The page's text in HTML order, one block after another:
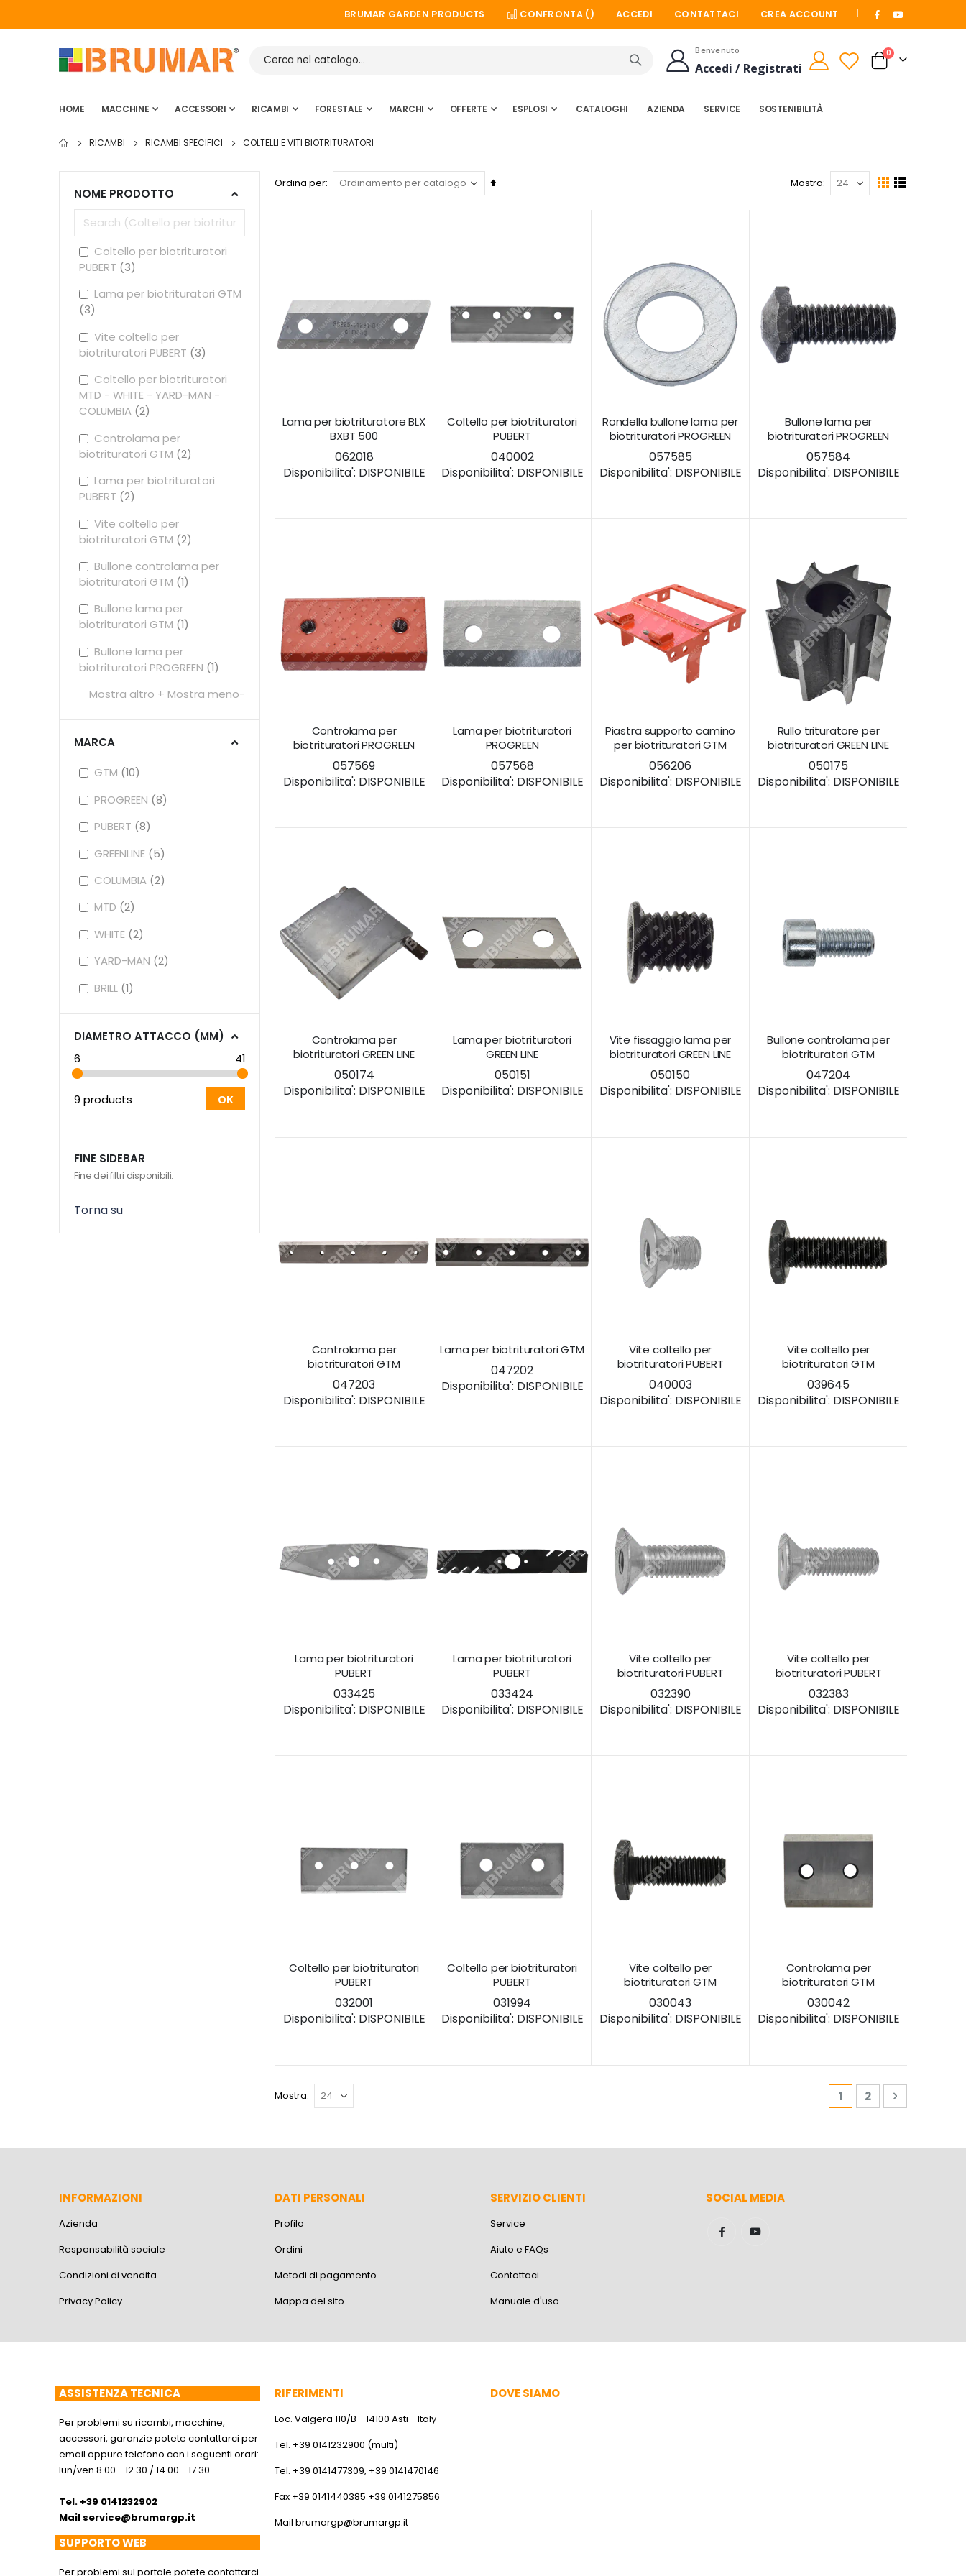
BRUMAR GARDEN PRODUCTS CONFRONTA () CREA ACCOUNT
ACCEDI CONTATTACI
Cerca
Benvenuto
Accedi / Registrati Cart
0elementi
HOME MACCHINE ACCESSORI RICAMBI FORESTALE MARCHI OFFERTE ESPLOSI CATALOGHI AZIENDA SERVICE SOSTENIBILITÀ
RICAMBI RICAMBI SPECIFICI COLTELLI E VITI BIOTRITURATORI
Ordina per
Imposta
Mostra
Mostra
Griglia
Lista
Lama per biotrituratore BLX
BXBT 500
062018
Disponibilita': DISPONIBILE
Coltello per biotrituratori
PUBERT
040002
Disponibilita': DISPONIBILE
Rondella bullone lama per
biotrituratori PROGREEN
057585
Disponibilita': DISPONIBILE
Bullone lama per
biotrituratori PROGREEN
057584
Disponibilita': DISPONIBILE
Controlama per
biotrituratori PROGREEN
057569
Disponibilita': DISPONIBILE
Lama per biotrituratori
PROGREEN
057568
Disponibilita': DISPONIBILE
Piastra supporto camino
per biotrituratori GTM
056206
Disponibilita': DISPONIBILE
Rullo trituratore per
biotrituratori GREEN LINE
050175
Disponibilita': DISPONIBILE
Controlama per
biotrituratori GREEN LINE
050174
Disponibilita': DISPONIBILE
Lama per biotrituratori
GREEN LINE
050151
Disponibilita': DISPONIBILE
Vite fissaggio lama per
biotrituratori GREEN LINE
050150
Disponibilita': DISPONIBILE
Bullone controlama per
biotrituratori GTM
047204
Disponibilita': DISPONIBILE
Controlama per
biotrituratori GTM
047203
Disponibilita': DISPONIBILE
Lama per biotrituratori GTM
047202
Disponibilita': DISPONIBILE
Vite coltello per
biotrituratori PUBERT
040003
Disponibilita': DISPONIBILE
Vite coltello per
biotrituratori GTM
039645
Disponibilita': DISPONIBILE
Lama per biotrituratori
PUBERT
033425
Disponibilita': DISPONIBILE
Lama per biotrituratori
PUBERT
033424
Disponibilita': DISPONIBILE
Vite coltello per
biotrituratori PUBERT
032390
Disponibilita': DISPONIBILE
Vite coltello per
biotrituratori PUBERT
032383
Disponibilita': DISPONIBILE
Coltello per biotrituratori
PUBERT
032001
Disponibilita': DISPONIBILE
Coltello per biotrituratori
PUBERT
031994
Disponibilita': DISPONIBILE
Vite coltello per
biotrituratori GTM
030043
Disponibilita': DISPONIBILE
Controlama per
biotrituratori GTM
030042
Disponibilita': DISPONIBILE
Pagina
Attualmente stai
1 Pagina
2 Pagina
Prossimo
Mostra
NOME PRODOTTO
Coltello per biotrituratori
PUBERT
3
Lama per biotrituratori GTM
3
Vite coltello per
biotrituratori PUBERT
3
Coltello per biotrituratori
MTD - WHITE - YARD-MAN -
COLUMBIA 2
Controlama per
biotrituratori GTM 2
Lama per biotrituratori
PUBERT 2
Vite coltello per
biotrituratori GTM 2
Bullone controlama per
biotrituratori GTM 1
Bullone lama per
biotrituratori GTM 1
Bullone lama per
biotrituratori PROGREEN 1
Mostra altro
Mostra meno
MARCA
GTM 10
PROGREEN 8
PUBERT 8
GREENLINE 5
COLUMBIA 2
MTD 2
WHITE 2
YARD-MAN 2
BRILL 1
DIAMETRO ATTACCO (MM)
6
41
9 products OK
FINE SIDEBAR
Fine dei filtri disponibili.
Torna su
INFORMAZIONI
Azienda
Responsabilità sociale
Condizioni di vendita
Privacy Policy
DATI PERSONALI
Profilo
Ordini
Metodi di pagamento
Mappa del sito
SERVIZIO CLIENTI
Service
Aiuto e FAQs
Contattaci
Manuale d'uso
SOCIAL MEDIA
ASSISTENZA TECNICA
Per problemi su ricambi, macchine,
accessori, garanzie potete contattarci per
email oppure telefono con i seguenti orari:
lun/ven 8.00 - 12.30 / 14.00 - 17.30
Tel. +39 0141232902
Mail service@brumargp.it
SUPPORTO WEB
Per problemi sul portale potete contattarci
RIFERIMENTI
Loc. Valgera 110/B - 14100 Asti - Italy
Tel. +39 0141232900 (multi)
Tel. +39 0141477309, +39 0141470146
Fax +39 0141440385 +39 0141275856
Mail brumargp@brumargp.it
DOVE SIAMO